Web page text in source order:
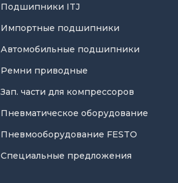
Подшипники ITJ
Импортные подшипники
Автомобильные подшипники
Ремни приводные
Зап. части для компрессоров
Пневматическое оборудование
Пневмооборудование FESTO
Специальные предложения